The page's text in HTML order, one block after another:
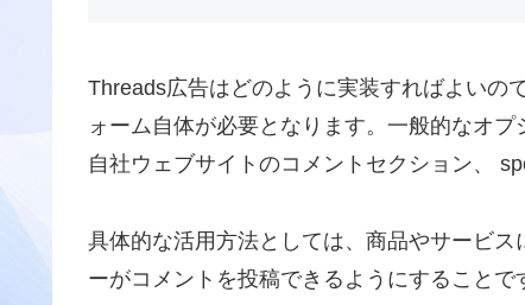
Threads広告はどのように実装すればよいの
ォーム自体が必要となります。一般的なオ
自社ウェブサイトのコメントセクション、
具体的な活用方法としては、商品やサービ
ーがコメントを投稿できるようにすること